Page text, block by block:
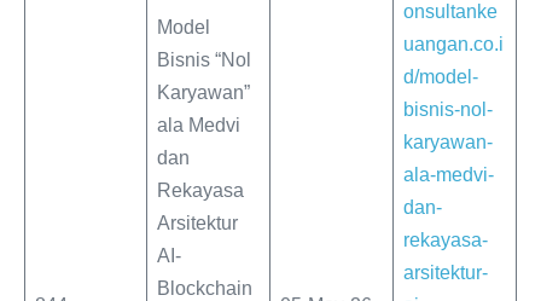
Model
Bisnis “Nol
Karyawan”
ala Medvi
dan
Rekayasa
Arsitektur
AI-
Blockchain
onsultanke
uangan.co.i
d/model-
bisnis-nol-
karyawan-
ala-medvi-
dan-
rekayasa-
arsitektur-